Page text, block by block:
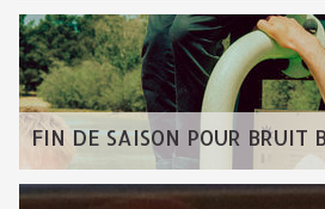
FIN DE SAISON POUR BRUIT